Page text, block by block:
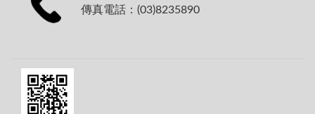
傳真電話：(03)8235890